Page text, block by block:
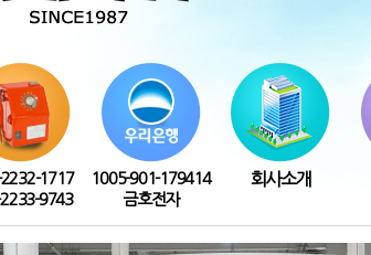
2232-1717
2233-9743
1005-901-179414
금호전자
회사소개